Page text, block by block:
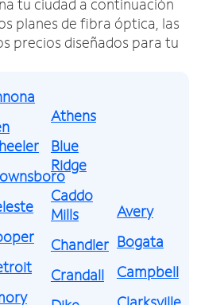
planes de fibra óptica, las
precios diseñados para tu
Athens
Blue
Ridge
Caddo
Mills
Chandler
Crandall
Avery
Bogata
Campbell